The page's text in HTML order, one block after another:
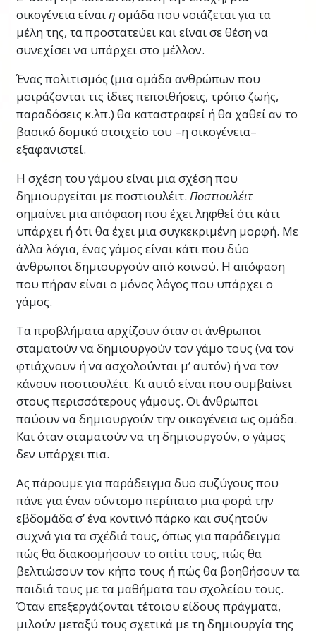
μόνο για να δημιουργήσουμε έναν
επιτυχημένο γάμο, όπου και οι δύο
σύντροφοι είναι ευτυχισμένοι και τα
πηγαίνουν καλά, αλλά επίσης για να πάρουμε
έναν γάμο που δεν τα πάει καλά και να τον
διασώσουμε ώστε να τα πηγαίνει καλά.
Τα εργαλεία για να δημιουργήσουμε έναν
ευτυχισμένο και επιτυχημένο γάμο είναι
πολύ απλά και ο καθένας μπορεί να τα
γνωρίζει και να τα χρησιμοποιεί. Όταν
καταλάβεις ποια είναι αυτά τα εργαλεία και
μάθεις πώς να τα χρησιμοποιείς –κάτι το
οποίο θα μάθεις σε αυτό το μάθημα–,
μπορείς να κάνεις τον γάμο σου ακόμα πιο
πετυχημένο. Και θα έχεις επίσης στα χέρια
σου τα εργαλεία για να βοηθήσεις άλλα
ζευγάρια που αντιμετωπίζουν προβλήματα
να επαναφέρουν τον γάμο τους στο μονοπάτι
της ευτυχίας.
Σημαντική Σημείωση
Καθώς θα κάνεις αυτό το μάθημα, να είσαι
απόλυτα βέβαιος ότι δεν προσπερνάς ποτέ
μια λέξη που δεν κατανοείς πλήρως. Ο μόνος
λόγος για τον οποίο εγκαταλείπει κανείς τη
μελέτη ενός θέματος ή παθαίνει σύγχυση ή
καταντάει ανίκανος να μάθει είναι το γεγονός
ότι συνέχισε να μελετά μετά από μια λέξη
που δεν καταλάβαινε. Περισσότερα
οικογένεια είναιη ομάδα που νοιάζεται για τα
μέλη της, τα προστατεύει και είναι σε θέση να
συνεχίσει να υπάρχει στο μέλλον.
Ένας πολιτισμός (μια ομάδα ανθρώπων που
μοιράζονται τις ίδιες πεποιθήσεις, τρόπο ζωής,
παραδόσεις κ.λπ.) θα καταστραφεί ή θα χαθεί αν το
βασικό δομικό στοιχείο του –η οικογένεια–
εξαφανιστεί.
Η σχέση του γάμου είναι μια σχέση που
δημιουργείται με ποστιουλέιτ. Ποστιουλέιτ
σημαίνει μια απόφαση που έχει ληφθεί ότι κάτι
υπάρχει ή ότι θα έχει μια συγκεκριμένη μορφή. Με
άλλα λόγια, ένας γάμος είναι κάτι που δύο
άνθρωποι δημιουργούν από κοινού. Η απόφαση
που πήραν είναι ο μόνος λόγος που υπάρχει ο
γάμος.
Τα προβλήματα αρχίζουν όταν οι άνθρωποι
σταματούν να δημιουργούν τον γάμο τους (να τον
φτιάχνουν ή να ασχολούνται μ’ αυτόν) ή να τον
κάνουν ποστιουλέιτ. Κι αυτό είναι που συμβαίνει
στους περισσότερους γάμους. Οι άνθρωποι
παύουν να δημιουργούν την οικογένεια ως ομάδα.
Και όταν σταματούν να τη δημιουργούν, ο γάμος
δεν υπάρχει πια.
Ας πάρουμε για παράδειγμα δυο συζύγους που
πάνε για έναν σύντομο περίπατο μια φορά την
εβδομάδα σ’ ένα κοντινό πάρκο και συζητούν
συχνά για τα σχέδιά τους, όπως για παράδειγμα
πώς θα διακοσμήσουν το σπίτι τους, πώς θα
βελτιώσουν τον κήπο τους ή πώς θα βοηθήσουν τα
παιδιά τους με τα μαθήματα του σχολείου τους.
Όταν επεξεργάζονται τέτοιου είδους πράγματα,
μιλούν μεταξύ τους σχετικά με τη δημιουργία της